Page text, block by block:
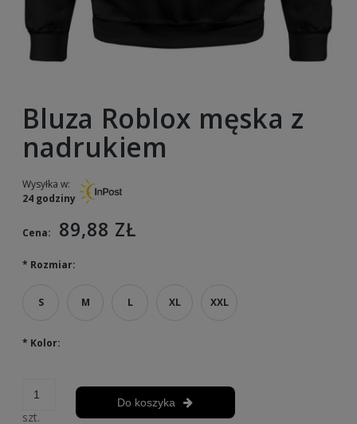
Bluza Roblox męska z
nadrukiem
Wysyłka w:
24 godziny
Cena: 89,88 ZŁ
* Rozmiar:
S M L XL XXL
* Kolor:
szt.
Do koszyka